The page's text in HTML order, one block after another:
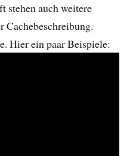
stehen auch weitere
Cachebeschreibung.
Hier ein paar Beispiele: